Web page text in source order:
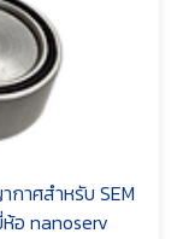
าศสำหรับ SEM
อ nanoserv